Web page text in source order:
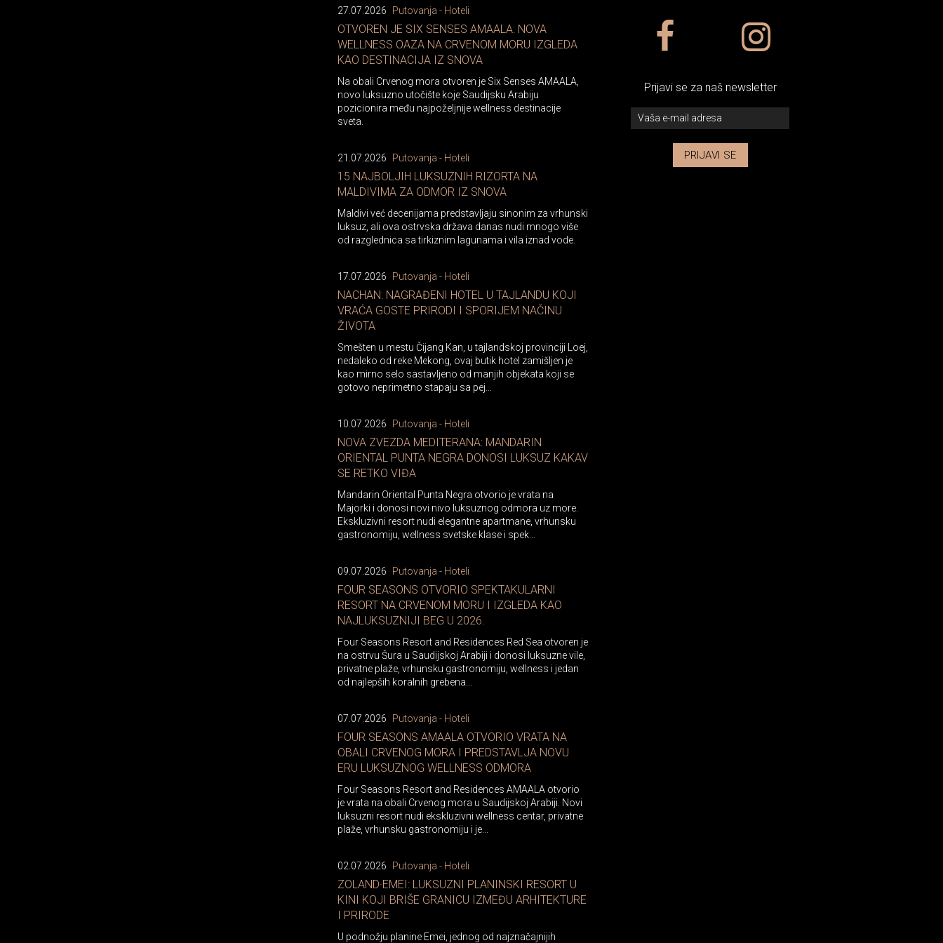
27.07.2026 Putovanja - Hoteli
OTVOREN JE SIX SENSES AMAALA: NOVA
WELLNESS OAZA NA CRVENOM MORU IZGLEDA
KAO DESTINACIJA IZ SNOVA
Na obali Crvenog mora otvoren je Six Senses AMAALA,
novo luksuzno utočište koje Saudijsku Arabiju
pozicionira među najpoželjnije wellness destinacije
sveta.
21.07.2026 Putovanja - Hoteli
15 NAJBOLJIH LUKSUZNIH RIZORTA NA
MALDIVIMA ZA ODMOR IZ SNOVA
Maldivi već decenijama predstavljaju sinonim za vrhunski
luksuz, ali ova ostrvska država danas nudi mnogo više
od razglednica sa tirkiznim lagunama i vila iznad vode.
17.07.2026 Putovanja - Hoteli
NACHAN: NAGRAĐENI HOTEL U TAJLANDU KOJI
VRAĆA GOSTE PRIRODI I SPORIJEM NAČINU
ŽIVOTA
Smešten u mestu Čijang Kan, u tajlandskoj provinciji Loej,
nedaleko od reke Mekong, ovaj butik hotel zamišljen je
kao mirno selo sastavljeno od manjih objekata koji se
gotovo neprimetno stapaju sa pej...
10.07.2026 Putovanja - Hoteli
NOVA ZVEZDA MEDITERANA: MANDARIN
ORIENTAL PUNTA NEGRA DONOSI LUKSUZ KAKAV
SE RETKO VIĐA
Mandarin Oriental Punta Negra otvorio je vrata na
Majorki i donosi novi nivo luksuznog odmora uz more.
Ekskluzivni resort nudi elegantne apartmane, vrhunsku
gastronomiju, wellness svetske klase i spek...
09.07.2026 Putovanja - Hoteli
FOUR SEASONS OTVORIO SPEKTAKULARNI
RESORT NA CRVENOM MORU I IZGLEDA KAO
NAJLUKSUZNIJI BEG U 2026.
Four Seasons Resort and Residences Red Sea otvoren je
na ostrvu Šura u Saudijskoj Arabiji i donosi luksuzne vile,
privatne plaže, vrhunsku gastronomiju, wellness i jedan
od najlepših koralnih grebena...
07.07.2026 Putovanja - Hoteli
FOUR SEASONS AMAALA OTVORIO VRATA NA
OBALI CRVENOG MORA I PREDSTAVLJA NOVU
ERU LUKSUZNOG WELLNESS ODMORA
Four Seasons Resort and Residences AMAALA otvorio
je vrata na obali Crvenog mora u Saudijskoj Arabiji. Novi
luksuzni resort nudi ekskluzivni wellness centar, privatne
plaže, vrhunsku gastronomiju i je...
02.07.2026 Putovanja - Hoteli
ZOLAND·EMEI: LUKSUZNI PLANINSKI RESORT U
KINI KOJI BRIŠE GRANICU IZMEĐU ARHITEKTURE
I PRIRODE
U podnožju planine Emei, jednog od najznačajnijih
Prijavi se za naš newsletter
PRIJAVI SE